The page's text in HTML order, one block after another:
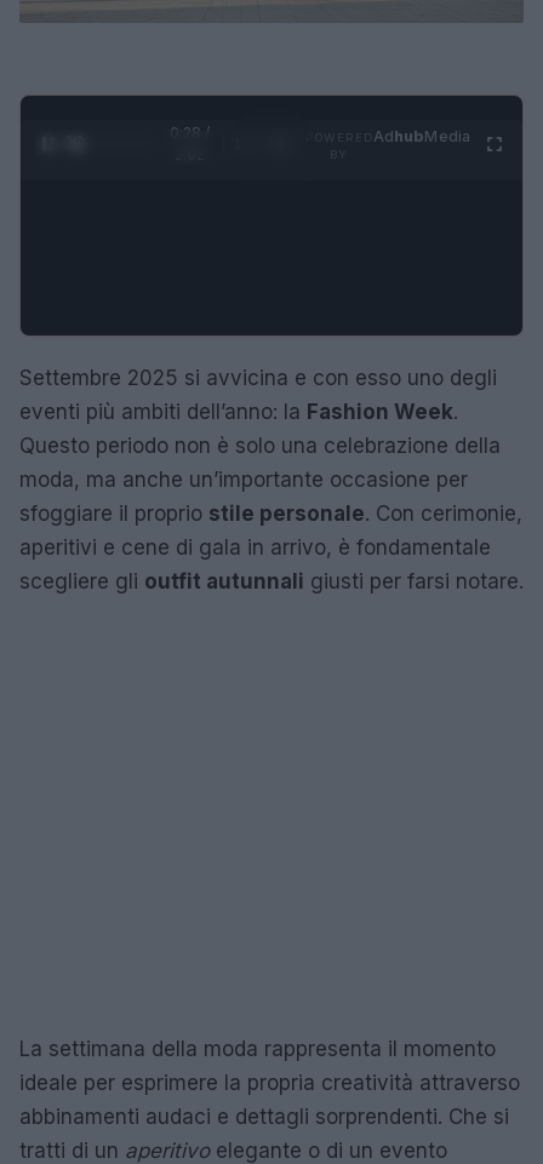
0:29 /
AdhubMedia
Settembre 2025 si avvicina e con esso uno degli
eventi più ambiti dell’anno: la Fashion Week.
Questo periodo non è solo una celebrazione della
moda, ma anche un’importante occasione per
sfoggiare il proprio stile personale. Con cerimonie,
aperitivi e cene di gala in arrivo, è fondamentale
scegliere gli outfit autunnali giusti per farsi notare.
La settimana della moda rappresenta il momento
ideale per esprimere la propria creatività attraverso
abbinamenti audaci e dettagli sorprendenti. Che si
tratti di un aperitivoelegante o di un evento